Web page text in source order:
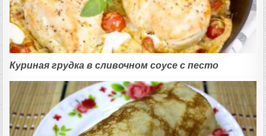
Куриная грудка в сливочном соусе с песто